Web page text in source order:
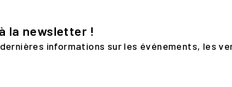
la newsletter !
informations sur les événements, les